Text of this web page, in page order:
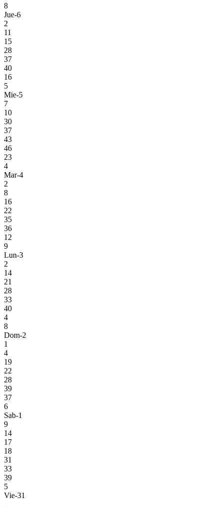
8
Jue-6
2
11
15
28
37
40
16
5
Mie-5
7
10
30
37
43
46
23
4
Mar-4
2
8
16
22
35
36
12
9
Lun-3
2
14
21
28
33
40
4
8
Dom-2
1
4
19
22
28
39
37
6
Sab-1
9
14
17
18
31
33
39
5
Vie-31